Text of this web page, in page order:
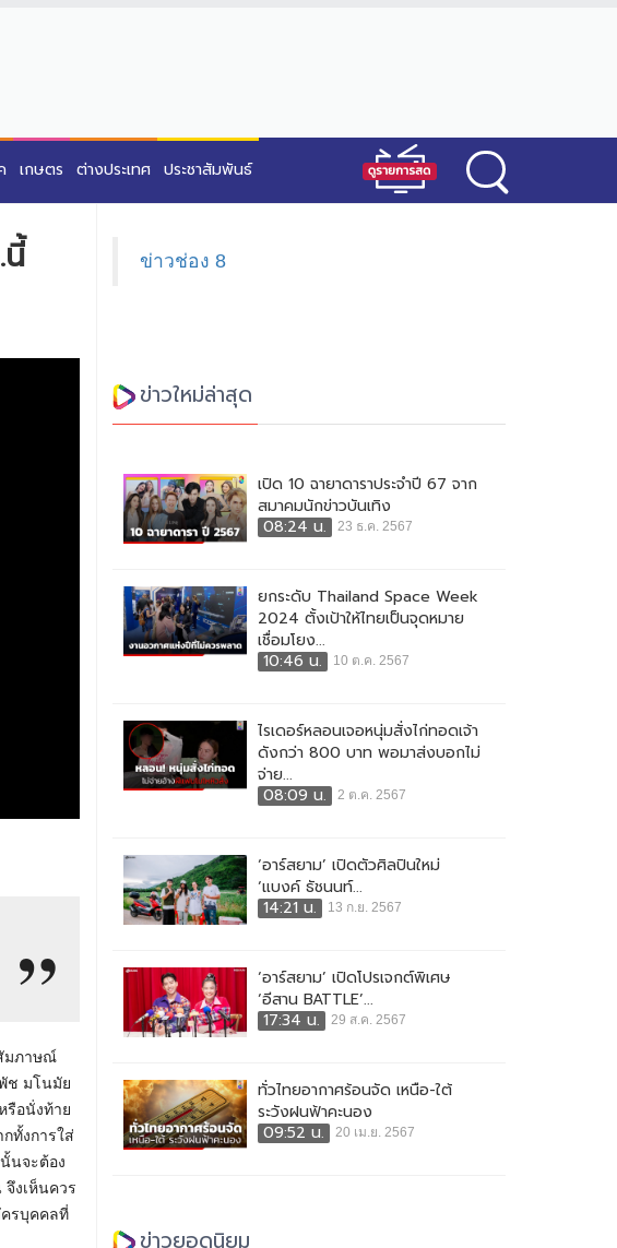
เกษตร ต่างประเทศ ประชาสัมพันธ์
มภาษณ์
ช มโนมัย
รือนั่งท้าย
ทั้งการใส่
นจะต้อง
งเห็นควร
ครบุคคลที่
ข่าวช่อง 8
ข่าวใหม่ล่าสุด
เปิด 10 ฉายาดาราประจำปี 67 จาก
สมาคมนักข่าวบันเทิง
08:24 น.
23 ธ.ค. 2567
ยกระดับ Thailand Space Week
2024 ตั้งเป้าให้ไทยเป็นจุดหมาย
เชื่อมโยง...
10:46 น.
10 ต.ค. 2567
ไรเดอร์หลอนเจอหนุ่มสั่งไก่ทอดเจ้า
ดังกว่า 800 บาท พอมาส่งบอกไม่
จ่าย...
08:09 น.
2 ต.ค. 2567
‘อาร์สยาม’ เปิดตัวศิลปินใหม่
‘แบงค์ ธัชนนท์...
14:21 น.
13 ก.ย. 2567
‘อาร์สยาม’ เปิดโปรเจกต์พิเศษ
‘อีสาน BATTLE’...
17:34 น.
29 ส.ค. 2567
ทั่วไทยอากาศร้อนจัด เหนือ-ใต้
ระวังฝนฟ้าคะนอง
09:52 น.
20 เม.ย. 2567
ข่าวยอดนิยม